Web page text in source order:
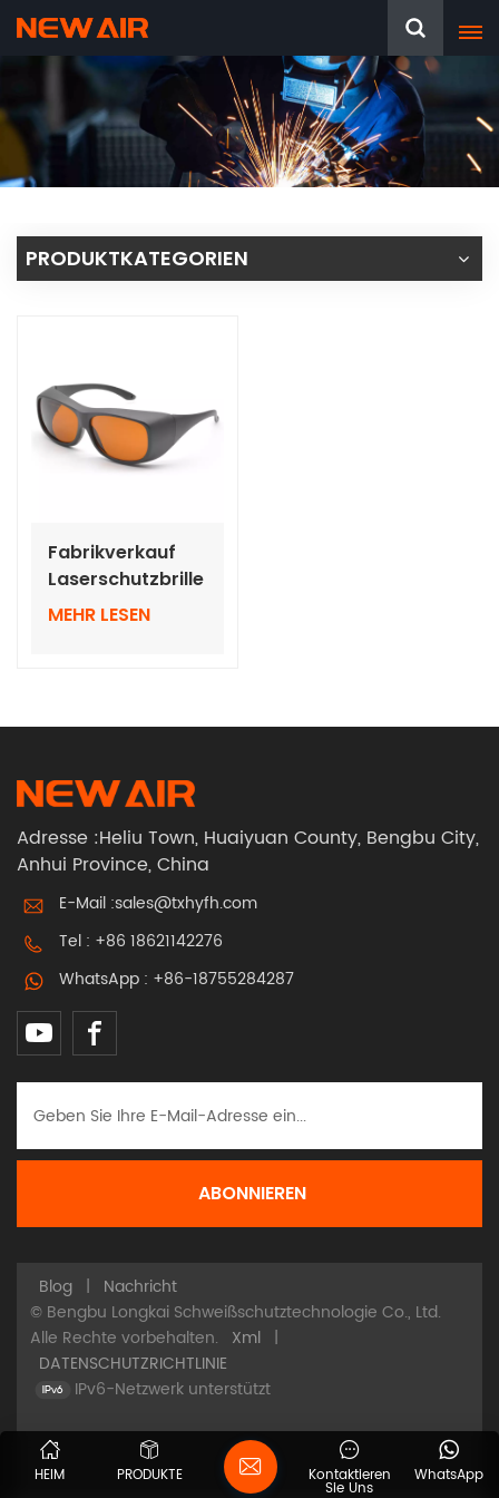
PRODUKTKATEGORIEN
Fabrikverkauf
Laserschutzbrille
OD8+ zum
MEHR LESEN
Adresse :Heliu Town, Huaiyuan County, Bengbu City,
Anhui Province, China
E-Mail :sales@txhyfh.com
Tel : +86 18621142276
WhatsApp : +86-18755284287
Blog |
Nachricht
© Bengbu Longkai Schweißschutztechnologie Co., Ltd.
Alle Rechte vorbehalten.
Xml |
DATENSCHUTZRICHTLINIE
IPv6-Netzwerk unterstützt
HEIM PRODUKTE WhatsApp
Kontaktieren
Sie Uns